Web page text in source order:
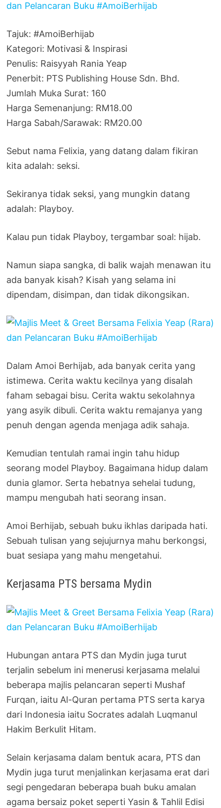
Tajuk: #AmoiBerhijab
Kategori: Motivasi & Inspirasi
Penulis: Raisyyah Rania Yeap
Penerbit: PTS Publishing House Sdn. Bhd.
Jumlah Muka Surat: 160
Harga Semenanjung: RM18.00
Harga Sabah/Sarawak: RM20.00
Sebut nama Felixia, yang datang dalam fikiran
kita adalah: seksi.
Sekiranya tidak seksi, yang mungkin datang
adalah: Playboy.
Kalau pun tidak Playboy, tergambar soal: hijab.
Namun siapa sangka, di balik wajah menawan itu
ada banyak kisah? Kisah yang selama ini
dipendam, disimpan, dan tidak dikongsikan.
Dalam Amoi Berhijab, ada banyak cerita yang
istimewa. Cerita waktu kecilnya yang disalah
faham sebagai bisu. Cerita waktu sekolahnya
yang asyik dibuli. Cerita waktu remajanya yang
penuh dengan agenda menjaga adik sahaja.
Kemudian tentulah ramai ingin tahu hidup
seorang model Playboy. Bagaimana hidup dalam
dunia glamor. Serta hebatnya sehelai tudung,
mampu mengubah hati seorang insan.
Amoi Berhijab, sebuah buku ikhlas daripada hati.
Sebuah tulisan yang sejujurnya mahu berkongsi,
buat sesiapa yang mahu mengetahui.
Kerjasama PTS bersama Mydin
Hubungan antara PTS dan Mydin juga turut
terjalin sebelum ini menerusi kerjasama melalui
beberapa majlis pelancaran seperti Mushaf
Furqan, iaitu Al-Quran pertama PTS serta karya
dari Indonesia iaitu Socrates adalah Luqmanul
Hakim Berkulit Hitam.
Selain kerjasama dalam bentuk acara, PTS dan
Mydin juga turut menjalinkan kerjasama erat dari
segi pengedaran beberapa buah buku amalan
agama bersaiz poket seperti Yasin & Tahlil Edisi